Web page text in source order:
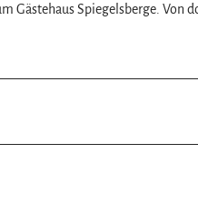
Gästehaus Spiegelsberge. Von